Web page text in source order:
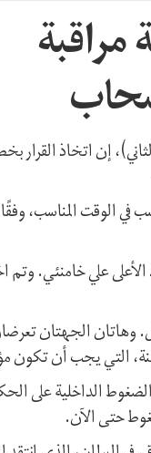
علي أکبر صالحي، الیوم الأحد 20 يناير (كانون الثاني)، إن
في الوقت المناسب،
تم تشكيلها في يوليو (تموز) 2015، بأمر من المرشد
وهاتان الجهتان
التي يجب أن تكون
الداخلية على
حتى الآن.